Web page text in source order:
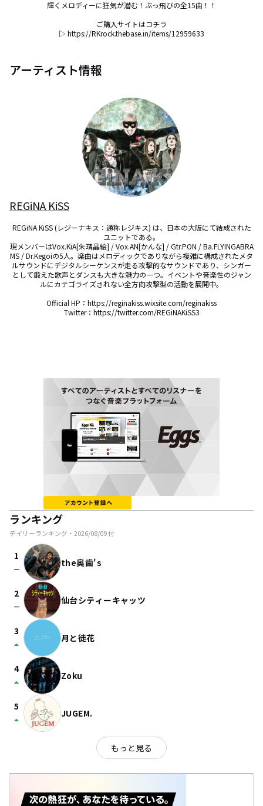
輝くメロディーに狂気が潜む！ぶっ飛びの全15曲！！
ご購入サイトはコチラ
▷ https://RKrock.thebase.in/items/12959633
アーティスト情報
REGiNA KiSS
REGiNA KiSS (レジーナキス：通称レジキス) は、日本の大阪にて結成された
ユニットである。
現メンバーはVox.KiA[朱璃晶絵] / Vox.AN[かんな] / Gtr.PON / Ba.FLYINGABRA
MS / Dr.Kegoiの5人。楽曲はメロディックでありながら複雑に構成されたメタ
ルサウンドにデジタルシーケンスが走る攻撃的なサウンドであり、シンガー
として鍛えた歌声とダンスも大きな魅力の一つ。イベントや音楽性のジャン
ルにカテゴライズされない全方向攻撃型の活動を展開中。
Official HP：https://reginakiss.wixsite.com/reginakiss
Twitter：https://twitter.com/REGiNAKiSS3
ランキング
デイリーランキング・ 2026/08/09付
1
check_indeterminate_small the奥歯's
2
check_indeterminate_small 仙台シティーキャッツ
3
arrow_drop_up 月と徒花
4
arrow_drop_up Zoku
5
arrow_drop_up JUGEM.
もっと見る